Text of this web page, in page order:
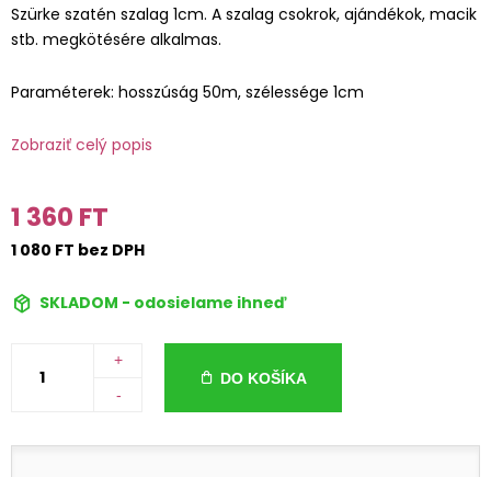
Szürke szatén szalag 1cm. A szalag csokrok, ajándékok, macik
stb. megkötésére alkalmas.
Paraméterek: hosszúság 50m, szélessége 1cm
Zobraziť celý popis
1 360 FT
1 080 FT bez DPH
SKLADOM - odosielame ihneď
+
-
DO KOŠÍKA